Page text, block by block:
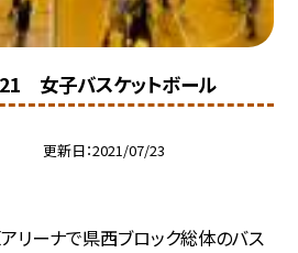
女子バスケットボール
更新日 2021/07/23
アリーナで県西ブロック総体のバス